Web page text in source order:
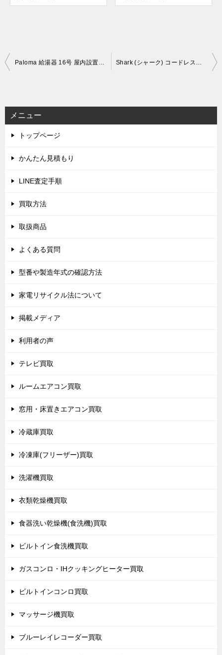
投
ビ
ゲ
ー
シ
メニュー
トップページ
かんたん見積もり
LINE査定手順
買取方法
取扱商品
よくある質問
型番や製造年式の確認方法
家電リサイクル法について
掲載メディア
利用者の声
テレビ買取
ルームエアコン買取
窓用・床置きエアコン買取
冷蔵庫買取
冷凍庫(フリーザー)買取
洗濯機買取
衣類乾燥機買取
食器洗い乾燥機(食洗機)買取
ビルトイン食洗機買取
ガスコンロ・IHクッキングヒーター買取
ビルトインコンロ買取
マッサージ機買取
ブルーレイレコーダー買取